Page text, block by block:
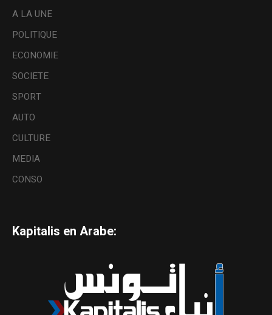
A LA UNE
POLITIQUE
ECONOMIE
SOCIETE
SPORT
AUTO
CULTURE
MEDIA
CONSO
Kapitalis en Arabe: